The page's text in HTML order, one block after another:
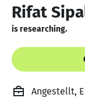
Rifat
is researching.
Angestellt,